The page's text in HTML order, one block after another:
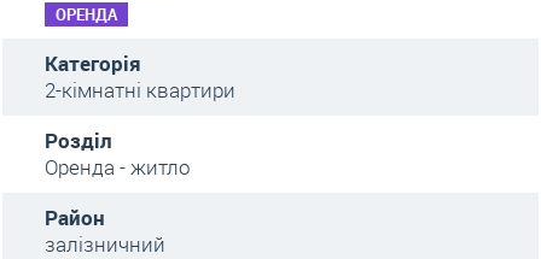
ОРЕНДА
Категорія
2-кімнатні квартири
Розділ
Оренда - житло
Район
залізничний